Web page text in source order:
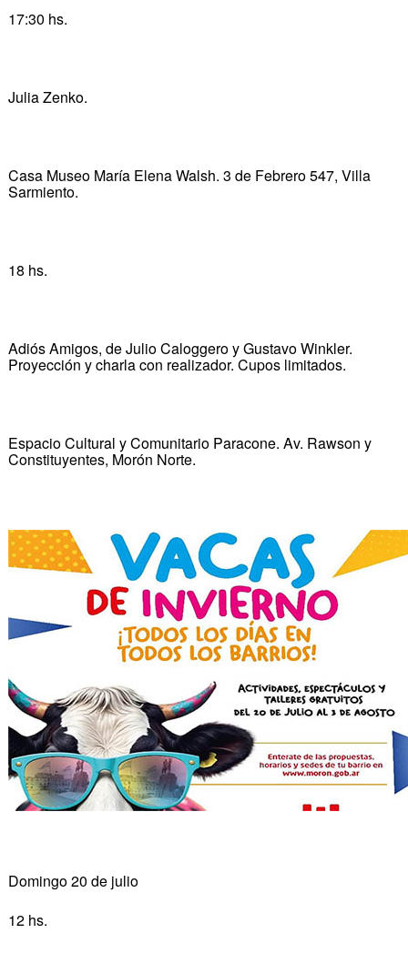
17:30 hs.
Julia Zenko.
Casa Museo María Elena Walsh. 3 de Febrero 547, Villa
Sarmiento.
18 hs.
Adiós Amigos, de Julio Caloggero y Gustavo Winkler.
Proyección y charla con realizador. Cupos limitados.
Espacio Cultural y Comunitario Paracone. Av. Rawson y
Constituyentes, Morón Norte.
Domingo 20 de julio
12 hs.